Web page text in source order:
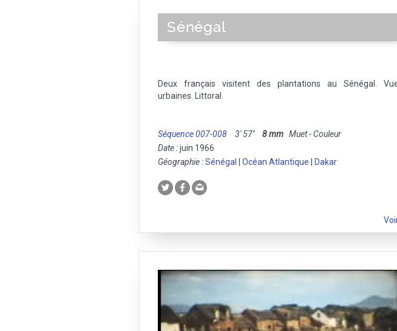
Sénégal
Deux français visitent des plantations au Sénégal.
urbaines. Littoral.
Séquence 007-008 3' 57'' 8 mm Muet - Couleur
Date :juin 1966
Géographie :Sénégal Océan Atlantique Dakar